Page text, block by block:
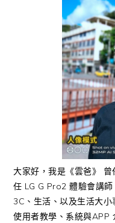
大家好，我是《雲爸》
任 LG G Pro2 體驗會講
3C、生活、以及生活大
使用者教學、系統與APP